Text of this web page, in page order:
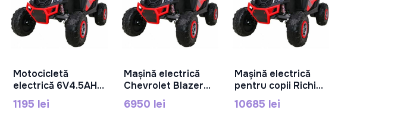
În Coș
Motocicletă
electrică 6V4.5AH,
25Wx1,XMX659
1195 lei
În Coș
Mașină electrică
Chevrolet Blazer
SS EV, 12V 7Ah x2,
35W x4, albă,
6950 lei
În Coș
Mașină electrică
pentru copii Richi
CA001/3 rosie UTV
CA001/3
10685 lei